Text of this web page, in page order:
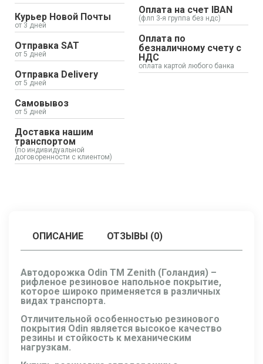
Курьер Новой Почты
от 3 дней
Отправка SAT
от 5 дней
Отправка Delivery
от 5 дней
Самовывоз
от 5 дней
Доставка нашим
транспортом
(по индивидуальной
договоренности с клиентом)
Оплата на счет IBAN
(флп 3-я группа без ндс)
Оплата по
безналичному счету с
НДС
оплата картой любого банка
ОПИСАНИЕ ОТЗЫВЫ (0)
Автодорожка Odin ТМ Zenith (Голандия) –
рифленое резиновое напольное покрытие,
которое широко применяется в различных
видах транспорта.
Отличительной особенностью резинового
покрытия Odin является высокое качество
резины и стойкость к механическим
нагрузкам.